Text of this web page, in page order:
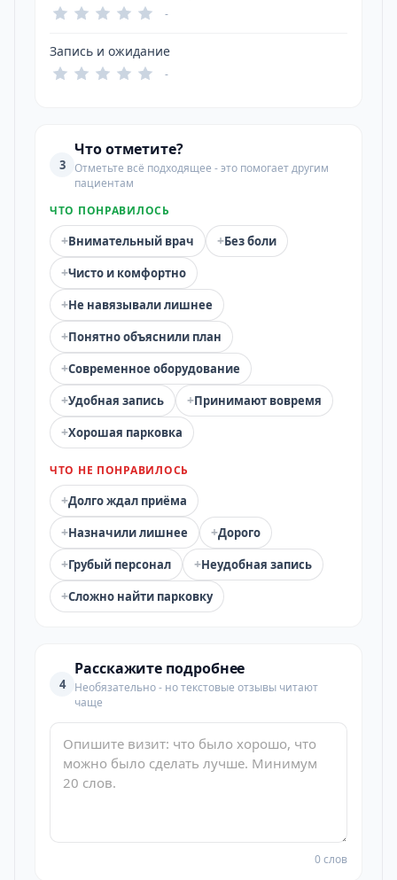
-
Запись и ожидание
-
3
Что отметите?
Отметьте всё подходящее - это помогает другим
пациентам
ЧТО ПОНРАВИЛОСЬ
+Внимательный врач +Без боли
+Чисто и комфортно
+Не навязывали лишнее
+Понятно объяснили план
+Современное оборудование
+Удобная запись +Принимают вовремя
+Хорошая парковка
ЧТО НЕ ПОНРАВИЛОСЬ
+Долго ждал приёма
+Назначили лишнее +Дорого
+Грубый персонал +Неудобная запись
+Сложно найти парковку
4
Расскажите подробнее
Необязательно - но текстовые отзывы читают
чаще
0 слов